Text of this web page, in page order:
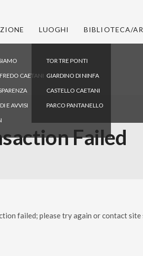
CAETANI
E AVVISI
LUOGHI
TOR TRE PONTI
GIARDINO DI NINFA
CASTELLO CAETANI
PARCO PANTANELLO
BIBLIOTECA/
Failed
failed; please try again or contact site